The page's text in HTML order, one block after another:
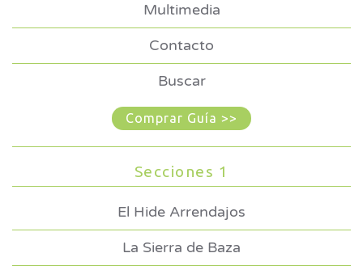
Multimedia
Contacto
Buscar
Comprar Guía >>
Secciones 1
El Hide Arrendajos
La Sierra de Baza